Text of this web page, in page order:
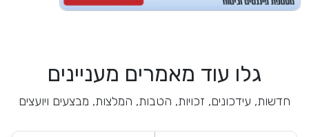
גלו עוד מאמרים מעניינים
חדשות, עידכונים, זכויות, הטבות, המלצות, מבצעים ויועצים